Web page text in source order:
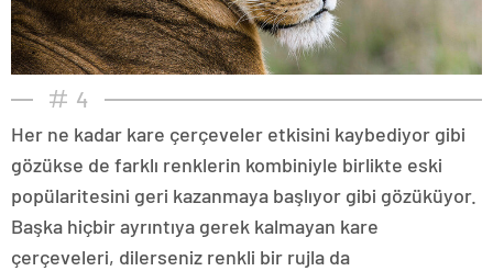
4
Her ne kadar kare çerçeveler etkisini kaybediyor gibi
gözükse de farklı renklerin kombiniyle birlikte eski
popülaritesini geri kazanmaya başlıyor gibi gözüküyor.
Başka hiçbir ayrıntıya gerek kalmayan kare
çerçeveleri, dilerseniz renkli bir rujla da